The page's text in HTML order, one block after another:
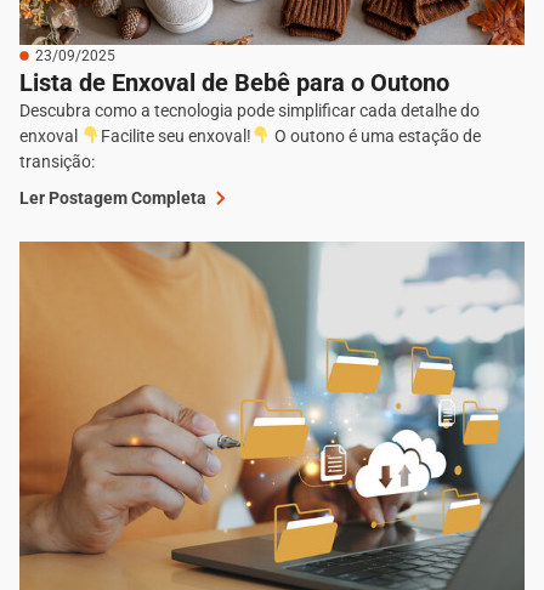
23/09/2025
Lista de Enxoval de Bebê para o Outono
Descubra como a tecnologia pode simplificar cada detalhe do
enxoval
Facilite seu enxoval!
O outono é uma estação de
transição:
Ler Postagem Completa